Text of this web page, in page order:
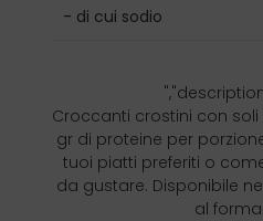
- di cui sodio
Croccanti crostini con
gr di proteine per
tuoi piatti preferiti o
da gustare. Disponibile
al